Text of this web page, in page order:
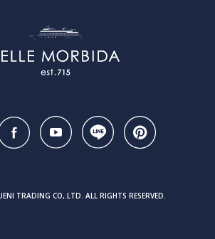
TRADING CO,.LTD. ALL RIGHTS RESERVED.